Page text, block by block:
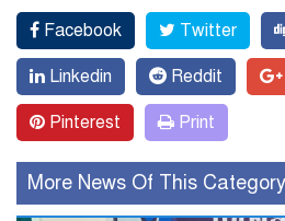
Facebook Twitter
Linkedin Reddit
Pinterest Print
More News Of This Category